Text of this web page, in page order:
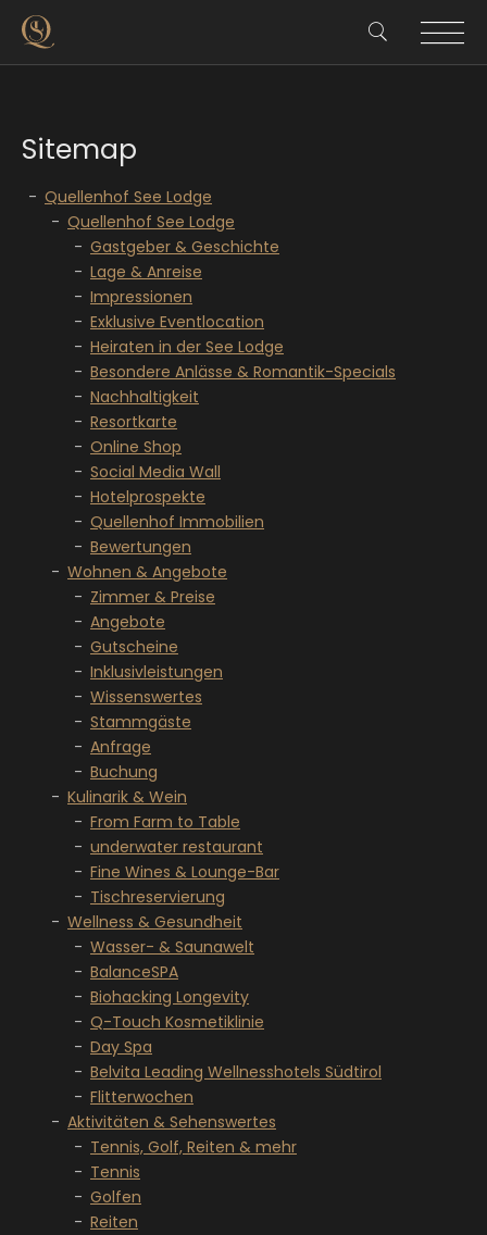
Sitemap
Quellenhof See Lodge
Quellenhof See Lodge
Gastgeber & Geschichte
Lage & Anreise
Impressionen
Exklusive Eventlocation
Heiraten in der See Lodge
Besondere Anlässe & Romantik-Specials
Nachhaltigkeit
Resortkarte
Online Shop
Social Media Wall
Hotelprospekte
Quellenhof Immobilien
Bewertungen
Wohnen & Angebote
Zimmer & Preise
Angebote
Gutscheine
Inklusivleistungen
Wissenswertes
Stammgäste
Anfrage
Buchung
Kulinarik & Wein
From Farm to Table
underwater restaurant
Fine Wines & Lounge-Bar
Tischreservierung
Wellness & Gesundheit
Wasser- & Saunawelt
BalanceSPA
Biohacking Longevity
Q-Touch Kosmetiklinie
Day Spa
Belvita Leading Wellnesshotels Südtirol
Flitterwochen
Aktivitäten & Sehenswertes
Tennis, Golf, Reiten & mehr
Tennis
Golfen
Reiten